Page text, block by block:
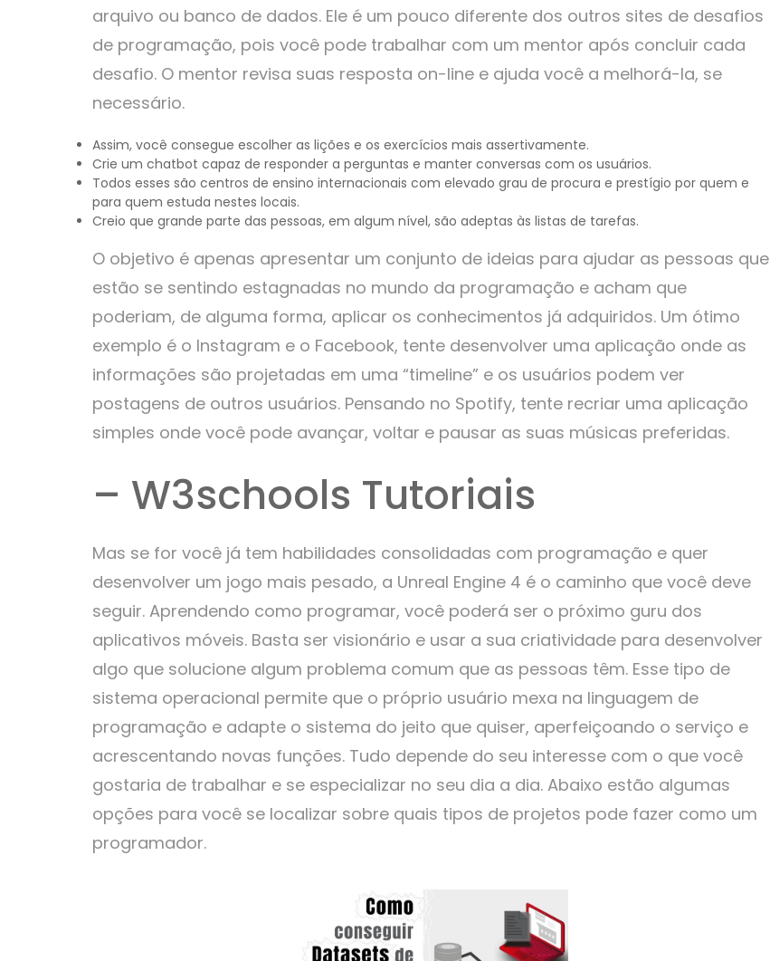
arquivo ou banco de dados. Ele é um pouco diferente dos outros sites de desafios
de programação, pois você pode trabalhar com um mentor após concluir cada
desafio. O mentor revisa suas resposta on-line e ajuda você a melhorá-la, se
necessário.
Assim, você consegue escolher as lições e os exercícios mais assertivamente.
Crie um chatbot capaz de responder a perguntas e manter conversas com os usuários.
Todos esses são centros de ensino internacionais com elevado grau de procura e prestígio por quem e
para quem estuda nestes locais.
Creio que grande parte das pessoas, em algum nível, são adeptas às listas de tarefas.
O objetivo é apenas apresentar um conjunto de ideias para ajudar as pessoas que
estão se sentindo estagnadas no mundo da programação e acham que
poderiam, de alguma forma, aplicar os conhecimentos já adquiridos. Um ótimo
exemplo é o Instagram e o Facebook, tente desenvolver uma aplicação onde as
informações são projetadas em uma “timeline” e os usuários podem ver
postagens de outros usuários. Pensando no Spotify, tente recriar uma aplicação
simples onde você pode avançar, voltar e pausar as suas músicas preferidas.
– W3schools Tutoriais
Mas se for você já tem habilidades consolidadas com programação e quer
desenvolver um jogo mais pesado, a Unreal Engine 4 é o caminho que você deve
seguir. Aprendendo como programar, você poderá ser o próximo guru dos
aplicativos móveis. Basta ser visionário e usar a sua criatividade para desenvolver
algo que solucione algum problema comum que as pessoas têm. Esse tipo de
sistema operacional permite que o próprio usuário mexa na linguagem de
programação e adapte o sistema do jeito que quiser, aperfeiçoando o serviço e
acrescentando novas funções. Tudo depende do seu interesse com o que você
gostaria de trabalhar e se especializar no seu dia a dia. Abaixo estão algumas
opções para você se localizar sobre quais tipos de projetos pode fazer como um
programador.